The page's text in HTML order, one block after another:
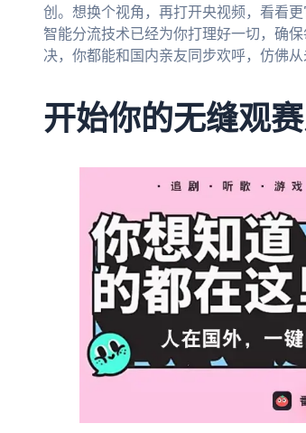
创。想换个视角，再打开央视频，看看
智能分流技术已经为你打理好一切，确
决，你都能和国内亲友同步欢呼，仿佛从
开始你的无缝观